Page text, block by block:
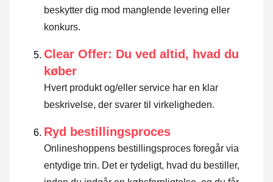
beskytter dig mod manglende levering eller
konkurs.
Clear Offer: Du ved altid, hvad du
køber
Hvert produkt og/eller service har en klar
beskrivelse, der svarer til virkeligheden.
Ryd bestillingsproces
Onlineshoppens bestillingsproces foregår via
entydige trin. Det er tydeligt, hvad du bestiller,